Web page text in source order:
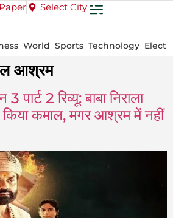
Select City
World Sports Technology
आश्रम
2 रिव्यू: बाबा निराला
किया कमाल, मगर आश्रम में नहीं